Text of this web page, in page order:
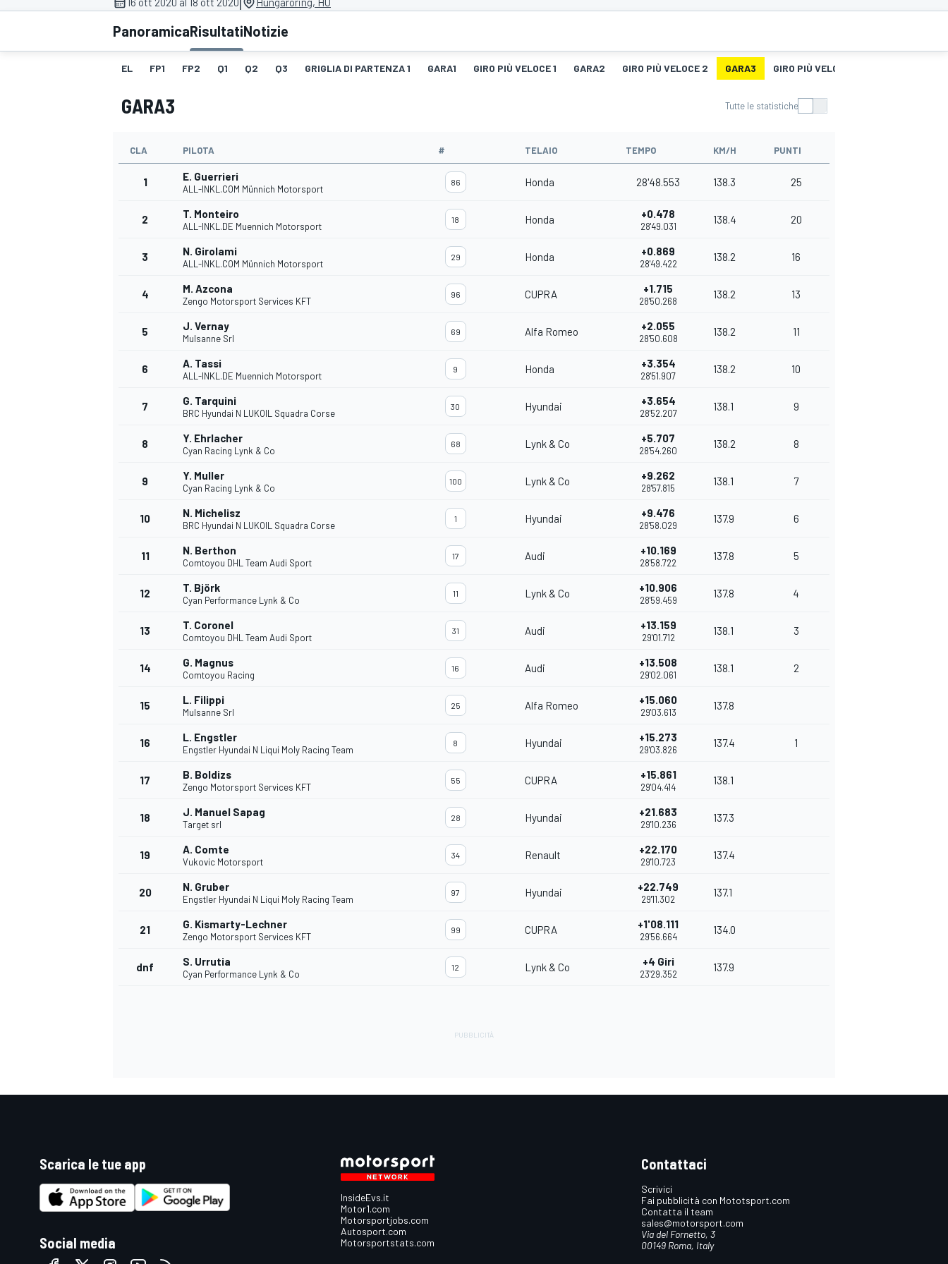
MOTOGP WEC
ENDURANCE/GT
PanoramicaRisultatiNotizie
EL FP1 FP2 Q1 Q2 Q3 GRIGLIA DI PARTENZA 1 GARA1 GIRO PIÙ VELOCE 1 GARA2 GIRO PIÙ VELOCE 2 GARA3 GIRO PIÙ VELOCE 3
GARA3 Tutte le statistiche
CLA PILOTA # TELAIO TEMPO KM/H PUNTI
1 E. Guerrieri
ALL-INKL.COM Münnich Motorsport
86 Honda 28'48.553 138.3 25
2 T. Monteiro
ALL-INKL.DE Muennich Motorsport
18 Honda +0.478
28'49.031
138.4 20
3 N. Girolami
ALL-INKL.COM Münnich Motorsport
29 Honda +0.869
28'49.422
138.2 16
4 M. Azcona
Zengo Motorsport Services KFT
96 CUPRA +1.715
28'50.268
138.2 13
5 J. Vernay
Mulsanne Srl
69 Alfa Romeo +2.055
28'50.608
138.2 11
6 A. Tassi
ALL-INKL.DE Muennich Motorsport
9 Honda +3.354
28'51.907
138.2 10
7 G. Tarquini
BRC Hyundai N LUKOIL Squadra Corse
30 Hyundai +3.654
28'52.207
138.1 9
8 Y. Ehrlacher
Cyan Racing Lynk & Co
68 Lynk & Co +5.707
28'54.260
138.2 8
9 Y. Muller
Cyan Racing Lynk & Co
100 Lynk & Co +9.262
28'57.815
138.1 7
10 N. Michelisz
BRC Hyundai N LUKOIL Squadra Corse
1 Hyundai +9.476
28'58.029
137.9 6
11 N. Berthon
Comtoyou DHL Team Audi Sport
17 Audi +10.169
28'58.722
137.8 5
12 T. Björk
Cyan Performance Lynk & Co
11 Lynk & Co +10.906
28'59.459
137.8 4
13 T. Coronel
Comtoyou DHL Team Audi Sport
31 Audi +13.159
29'01.712
138.1 3
14 G. Magnus
Comtoyou Racing
16 Audi +13.508
29'02.061
138.1 2
15 L. Filippi
Mulsanne Srl
25 Alfa Romeo +15.060
29'03.613
137.8
16 L. Engstler
Engstler Hyundai N Liqui Moly Racing Team
8 Hyundai +15.273
29'03.826
137.4 1
17 B. Boldizs
Zengo Motorsport Services KFT
55 CUPRA +15.861
29'04.414
138.1
18 J. Manuel Sapag
Target srl
28 Hyundai +21.683
29'10.236
137.3
19 A. Comte
Vukovic Motorsport
34 Renault +22.170
29'10.723
137.4
20 N. Gruber
Engstler Hyundai N Liqui Moly Racing Team
97 Hyundai +22.749
29'11.302
137.1
21 G. Kismarty-Lechner
Zengo Motorsport Services KFT
99 CUPRA +1'08.111
29'56.664
134.0
dnf S. Urrutia
Cyan Performance Lynk & Co
12 Lynk & Co +4 Giri
23'29.352
137.9
Scarica le tue app
Social media
InsideEvs.it
Motor1.com
Motorsportjobs.com
Autosport.com
Motorsportstats.com
Contattaci
Scrivici
Fai pubblicità con Mototsport.com
Contatta il team
sales@motorsport.com
Via del Fornetto, 3
00149 Roma, Italy